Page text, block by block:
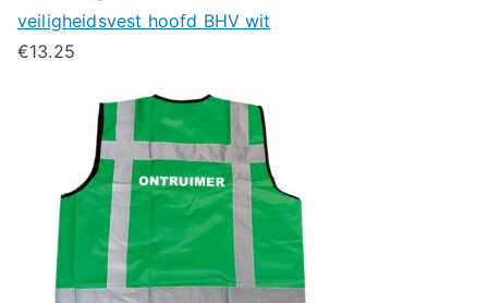
veiligheidsvest hoofd BHV wit
€13.25